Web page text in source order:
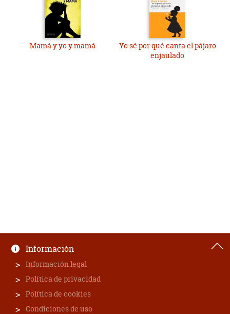
Mamá y yo y mamá
Yo sé por qué canta el pájaro
enjaulado
Información
Información legal
Política de privacidad
Política de cookies
Condiciones de uso